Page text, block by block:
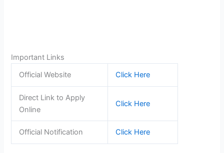
Important Links
Official Website
Click Here
Direct Link to Apply
Online
Click Here
Official Notification Click Here